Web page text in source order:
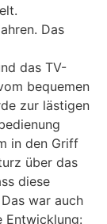
Das
das TV-
bequemen
zur lästigen
in den Griff
über das
diese
war auch
Entwicklung: